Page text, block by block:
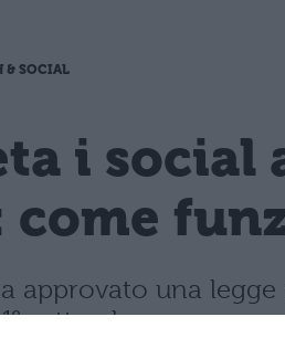
& SOCIAL
i social
come
approvato una
settembre.